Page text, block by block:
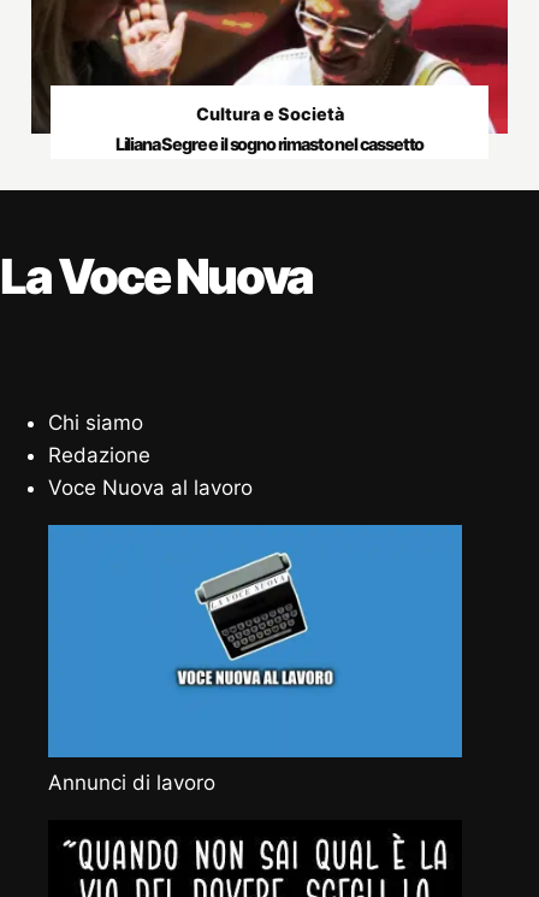
Cultura e Società
Liliana Segre e il sogno rimasto nel cassetto
La Voce Nuova
Chi siamo
Redazione
Voce Nuova al lavoro
Annunci di lavoro